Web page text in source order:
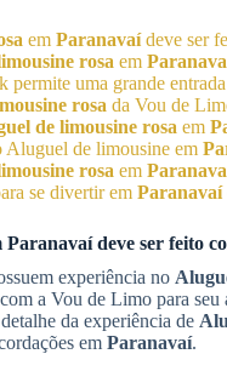
em Paranavaídeve ser
rosa em
uma grande
rosa da Vou de
de limousine rosa em
Aluguel de limousine em
rosa em
se divertir em Paranavaí
Paranavaídeve ser feito
experiência no
a Vou de Limo para
da experiência de
em Paranavaí.